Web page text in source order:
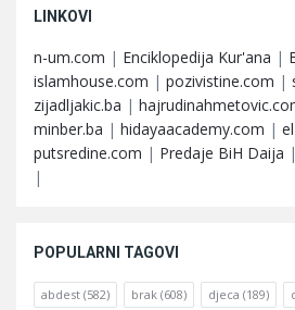
LINKOVI
n-um.com | Enciklopedija Kur'ana |
islamhouse.com | pozivistine.com |
zijadljakic.ba |
minber.ba | hidayaacademy.com |
putsredine.com | Predaje BiH Daija |
|
POPULARNI TAGOVI
abdest (582) brak (608) djeca (189)